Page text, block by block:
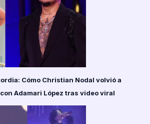
Cómo Christian Nodal volvió a
Adamari López tras video viral